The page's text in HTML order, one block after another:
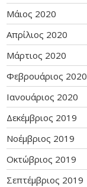
Μάιος 2020
Απρίλιος 2020
Μάρτιος 2020
Φεβρουάριος 2020
Ιανουάριος 2020
Δεκέμβριος 2019
Νοέμβριος 2019
Οκτώβριος 2019
Σεπτέμβριος 2019